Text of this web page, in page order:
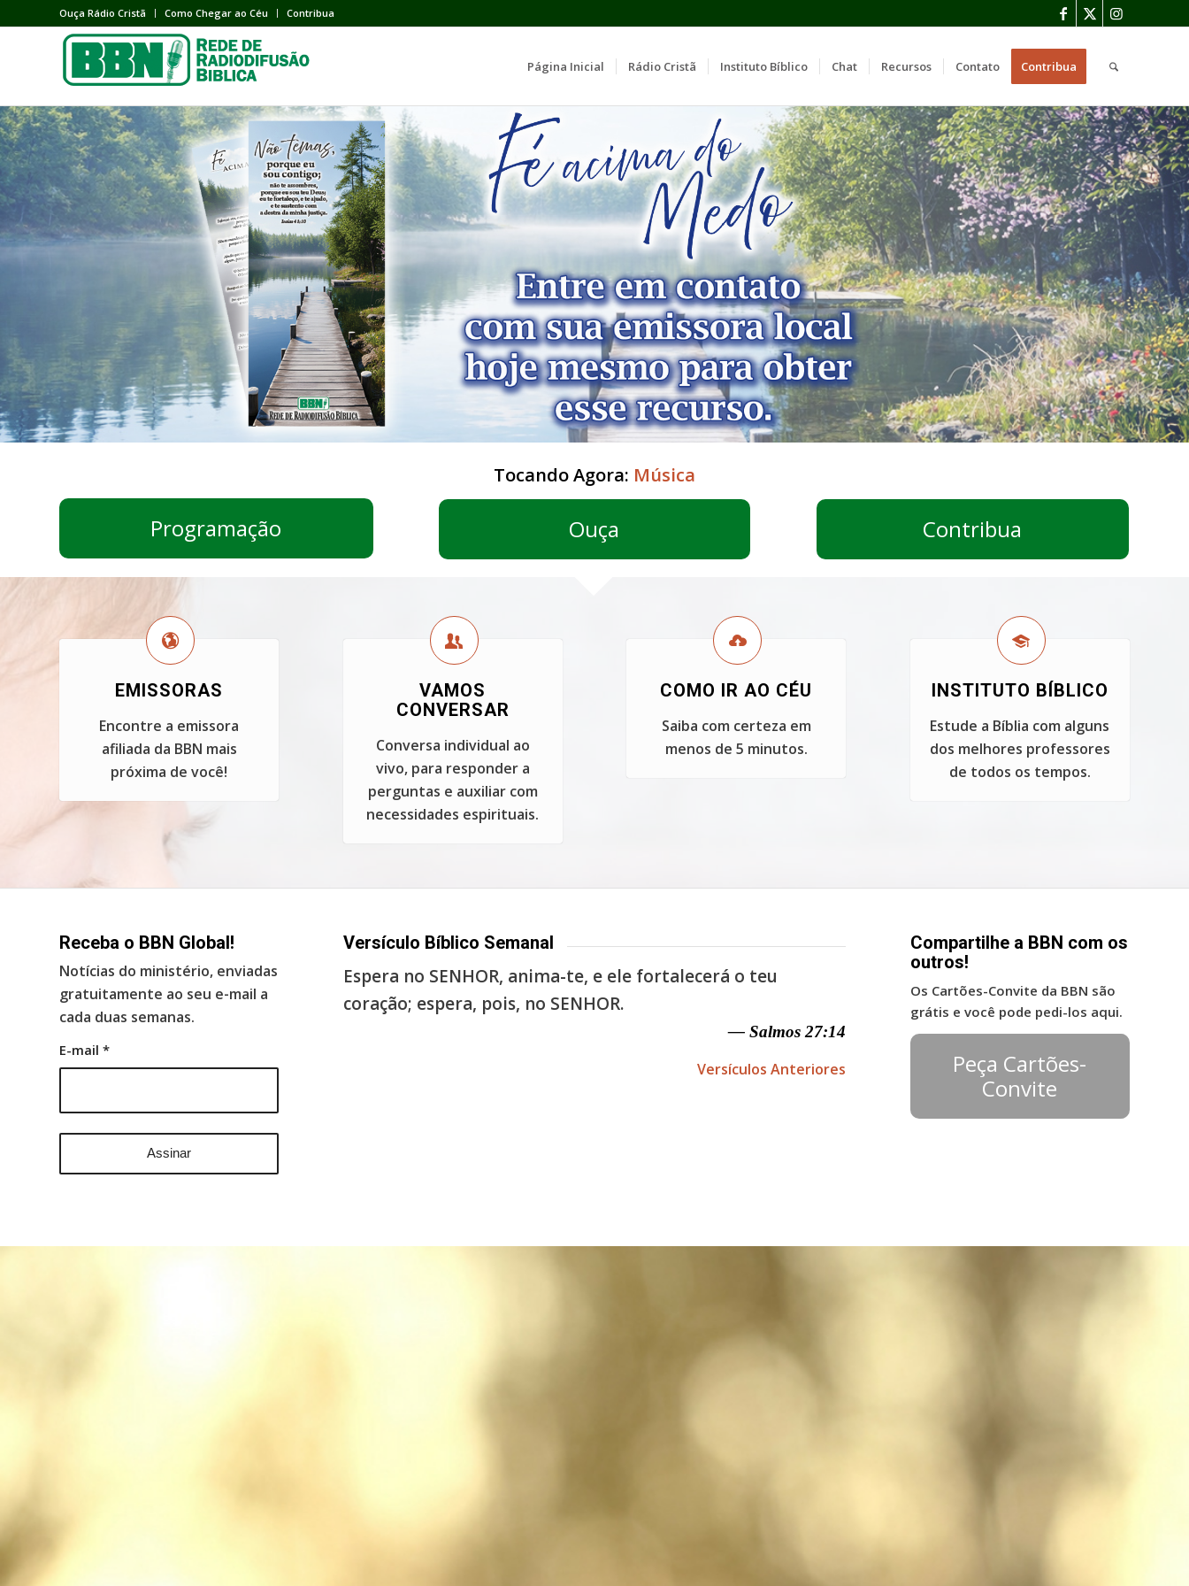
Ouça Rádio Cristã Como Chegar ao Céu Contribua
Página Inicial Rádio Cristã Instituto Bíblico Chat Recursos Contato Contribua
Tocando Agora: Música
Programação Ouça Contribua
EMISSORAS
Encontre a emissora
afiliada da BBN mais
próxima de você!
VAMOS
CONVERSAR
Conversa individual ao
vivo, para responder a
perguntas e auxiliar com
necessidades espirituais.
COMO IR AO CÉU
Saiba com certeza em
menos de 5 minutos.
INSTITUTO BÍBLICO
Estude a Bíblia com alguns
dos melhores professores
de todos os tempos.
Receba o BBN Global!
Notícias do ministério, enviadas
gratuitamente ao seu e-mail a
cada duas semanas.
E-mail *
Versículo Bíblico Semanal
Espera no SENHOR, anima-te, e ele fortalecerá o teu
coração; espera, pois, no SENHOR.
— Salmos 27:14
Versículos Anteriores
Compartilhe a BBN com os
outros!
Os Cartões-Convite da BBN são
grátis e você pode pedi-los aqui.
Peça Cartões-
Convite